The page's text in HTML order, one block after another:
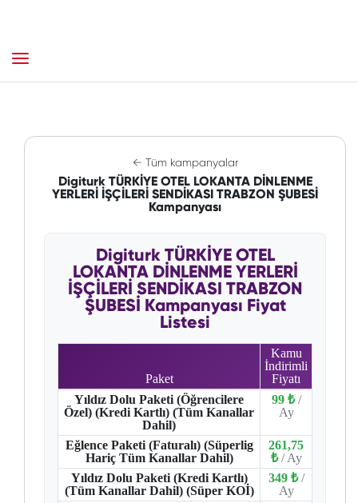
← Tüm kampanyalar
Digiturk TÜRKİYE OTEL LOKANTA DİNLENME
YERLERİ İŞÇİLERİ SENDİKASI TRABZON ŞUBESİ
Kampanyası
Digiturk TÜRKİYE OTEL
LOKANTA DİNLENME YERLERİ
İŞÇİLERİ SENDİKASI TRABZON
ŞUBESİ Kampanyası Fiyat
Listesi
Paket
Kamu
İndirimli
Fiyatı
Yıldız Dolu Paketi (Öğrencilere
Özel) (Kredi Kartlı) (Tüm Kanallar
Dahil)
99 ₺ /
Ay
Eğlence Paketi (Faturalı) (Süperlig
Hariç Tüm Kanallar Dahil)
261,75
₺ / Ay
Yıldız Dolu Paketi (Kredi Kartlı)
(Tüm Kanallar Dahil) (Süper KOİ)
349 ₺ /
Ay